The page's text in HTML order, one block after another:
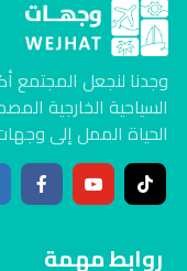
وجدنا لنجعل المجتمع
السياحية الخارجية
الحياة الممل إلى
روابط مهمة